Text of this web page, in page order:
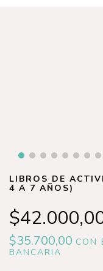
LIBROS DE
4 A 7 AÑOS)
$35.700,00 CON
BANCARIA